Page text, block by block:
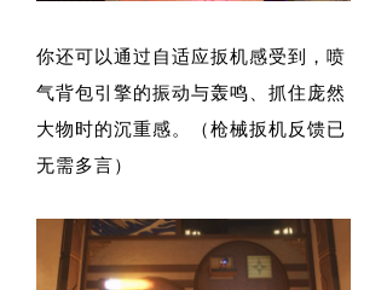
你还可以通过自适应扳机感受到，喷
气背包引擎的振动与轰鸣、抓住庞然
大物时的沉重感。（枪械扳机反馈已
无需多言）